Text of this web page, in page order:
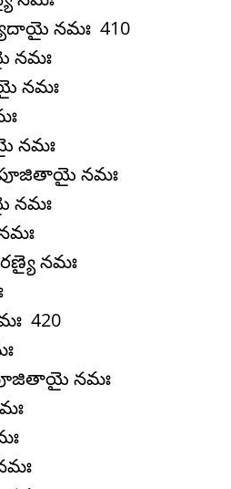
నమః 410
నమః
నమః
నమః
నమః
నమః
నమః
420
నమః